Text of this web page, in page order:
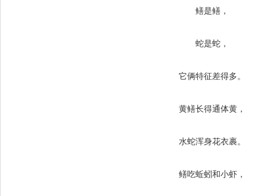
鳝是鳝，
蛇是蛇，
它俩特征差得多。
黄鳝长得通体黄，
水蛇浑身花衣裹。
鳝吃蚯蚓和小虾，